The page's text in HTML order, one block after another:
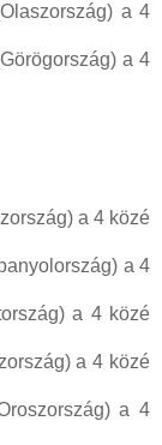
a 4
a 4
a 4 közé
a 4
a 4 közé
a 4 közé
a 4